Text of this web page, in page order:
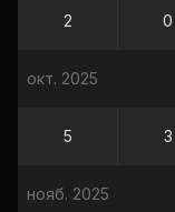
2 0
окт. 2025
5 3
нояб. 2025